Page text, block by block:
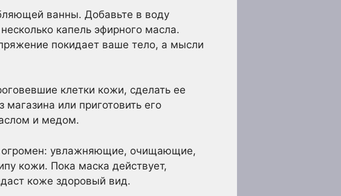
ванны. Добавьте в воду
капель эфирного масла.
покидает ваше тело, а мысли
клетки кожи, сделать ее
или приготовить его
и медом.
огромен: увлажняющие, очищающие,
кожи. Пока маска действует,
коже здоровый вид.